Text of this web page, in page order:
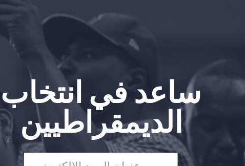
Take Back the Courts
العمل معنا
الصحافة
تبرع
ساعد في انتخاب
الديمقراطيين